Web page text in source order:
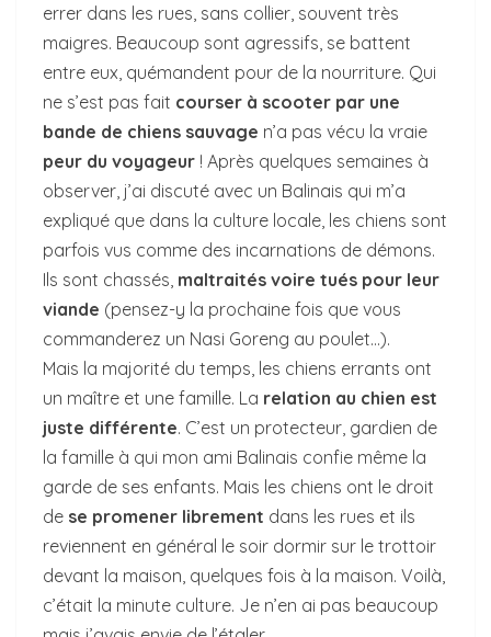
errer dans les rues, sans collier, souvent très
maigres. Beaucoup sont agressifs, se battent
entre eux, quémandent pour de la nourriture. Qui
ne s’est pas fait courser à scooter par une
bande de chiens sauvage n’a pas vécu la vraie
peur du voyageur ! Après quelques semaines à
observer, j’ai discuté avec un Balinais qui m’a
expliqué que dans la culture locale, les chiens sont
parfois vus comme des incarnations de démons.
Ils sont chassés, maltraités voire tués pour leur
viande (pensez-y la prochaine fois que vous
commanderez un Nasi Goreng au poulet…).
Mais la majorité du temps, les chiens errants ont
un maître et une famille. La relation au chien est
juste différente. C’est un protecteur, gardien de
la famille à qui mon ami Balinais confie même la
garde de ses enfants. Mais les chiens ont le droit
de se promener librement dans les rues et ils
reviennent en général le soir dormir sur le trottoir
devant la maison, quelques fois à la maison. Voilà,
c’était la minute culture. Je n’en ai pas beaucoup